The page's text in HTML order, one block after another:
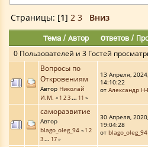
Страницы: [1] 2 3 Вниз
Тема/ Автор Ответов /
0 Пользователей и 3 Гостей
Вопросы по
Откровениям
Автор Николай
И.М. « 1 23... 11 »
13 Апреля, 2024,
14:10:22
от Александр Н-
саморазвитие
Автор
blago_oleg_94 « 1 2
3... 17»
30 Апреля, 2020,
19:04:28
от blago_oleg_94